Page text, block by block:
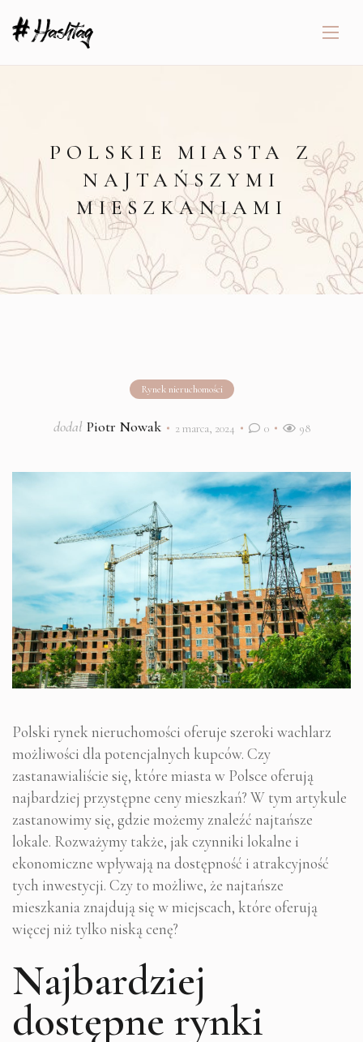
POLSKIE MIASTA Z
NAJTAŃSZYMI
MIESZKANIAMI
Rynek nieruchomości
dodał Piotr Nowak 2 marca, 2024 0 98
Polski rynek nieruchomości oferuje szeroki wachlarz
możliwości dla potencjalnych kupców. Czy
zastanawialiście się, które miasta w Polsce oferują
najbardziej przystępne ceny mieszkań? W tym artykule
zastanowimy się, gdzie możemy znaleźć najtańsze
lokale. Rozważymy także, jak czynniki lokalne i
ekonomiczne wpływają na dostępność i atrakcyjność
tych inwestycji. Czy to możliwe, że najtańsze
mieszkania znajdują się w miejscach, które oferują
więcej niż tylko niską cenę?
Najbardziej
dostępne rynki